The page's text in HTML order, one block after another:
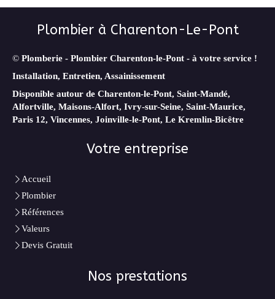
Plombier à Charenton-Le-Pont
© Plomberie - Plombier Charenton-le-Pont - à votre service !
Installation, Entretien, Assainissement
Disponible autour de Charenton-le-Pont, Saint-Mandé,
Alfortville, Maisons-Alfort, Ivry-sur-Seine, Saint-Maurice,
Paris 12, Vincennes, Joinville-le-Pont, Le Kremlin-Bicêtre
Votre entreprise
Accueil
Plombier
Références
Valeurs
Devis Gratuit
Nos prestations